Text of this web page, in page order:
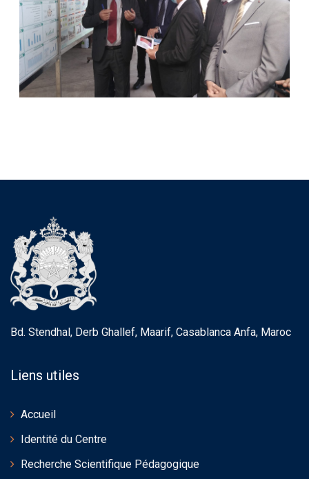
Bd. Stendhal, Derb Ghallef, Maarif, Casablanca Anfa, Maroc
Liens utiles
Accueil
Identité du Centre
Recherche Scientifique Pédagogique